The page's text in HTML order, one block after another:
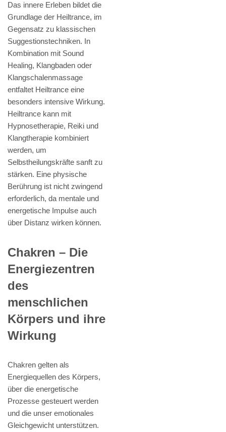
Das innere Erleben bildet die
Grundlage der Heiltrance, im
Gegensatz zu klassischen
Suggestionstechniken. In
Kombination mit Sound
Healing, Klangbaden oder
Klangschalenmassage
entfaltet Heiltrance eine
besonders intensive Wirkung.
Heiltrance kann mit
Hypnosetherapie, Reiki und
Klangtherapie kombiniert
werden, um
Selbstheilungskräfte sanft zu
stärken. Eine physische
Berührung ist nicht zwingend
erforderlich, da mentale und
energetische Impulse auch
über Distanz wirken können.
Chakren – Die
Energiezentren
des
menschlichen
Körpers und ihre
Wirkung
Chakren gelten als
Energiequellen des Körpers,
über die energetische
Prozesse gesteuert werden
und die unser emotionales
Gleichgewicht unterstützen.